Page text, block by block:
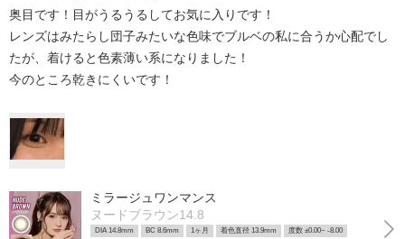
奥目です！目がうるうるしてお気に入りです！
レンズはみたらし団子みたいな色味でブルベの私に合うか心配でし
たが、着けると色素薄い系になりました！
今のところ乾きにくいです！
ミラージュワンマンス
ヌードブラウン14.8
DIA 14.8mm BC 8.6mm 1ヶ月 着色直径 13.9mm 度数 ±0.00~ -8.00